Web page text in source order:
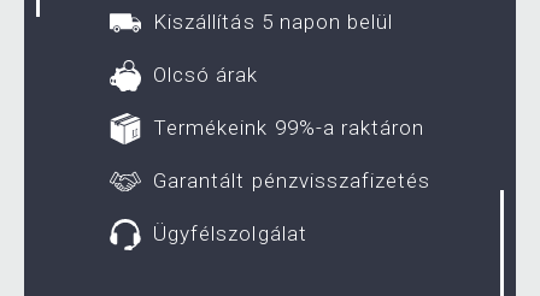
Kiszállítás 5 napon belül
Olcsó árak
Termékeink 99%-a raktáron
Garantált pénzvisszafizetés
Ügyfélszolgálat